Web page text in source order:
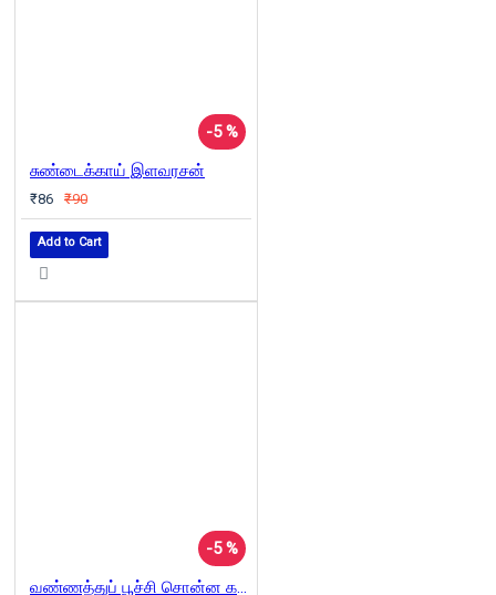
-5 %
சுண்டைக்காய் இளவரசன்
₹86 ₹90
Add to Cart
-5 %
வண்ணத்துப் பூச்சி சொன்ன கதை